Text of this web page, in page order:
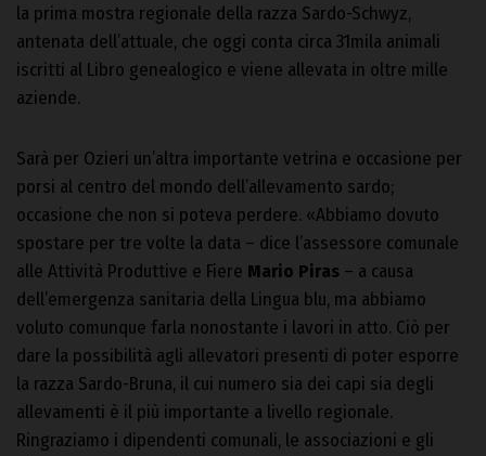
la prima mostra regionale della razza Sardo-Schwyz,
antenata dell’attuale, che oggi conta circa 31mila animali
iscritti al Libro genealogico e viene allevata in oltre mille
aziende.
Sarà per Ozieri un’altra importante vetrina e occasione per
porsi al centro del mondo dell’allevamento sardo;
occasione che non si poteva perdere. «Abbiamo dovuto
spostare per tre volte la data – dice l’assessore comunale
alle Attività Produttive e Fiere Mario Piras – a causa
dell’emergenza sanitaria della Lingua blu, ma abbiamo
voluto comunque farla nonostante i lavori in atto. Ciò per
dare la possibilità agli allevatori presenti di poter esporre
la razza Sardo-Bruna, il cui numero sia dei capi sia degli
allevamenti è il più importante a livello regionale.
Ringraziamo i dipendenti comunali, le associazioni e gli